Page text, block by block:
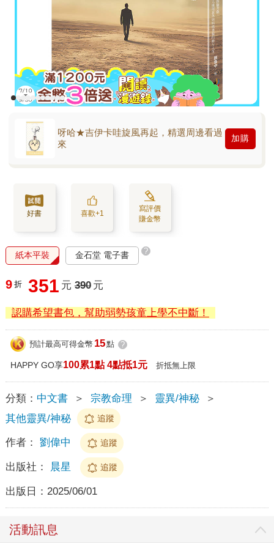
呀哈★吉伊卡哇旋風再起，精選周邊看過
來
加購
好書 喜歡+1
寫評價
賺金幣
紙本平裝 金石堂 電子書 ?
9 折 351 元 390 元
認購希望書包，幫助弱勢孩童上學不中斷！
預計最高可得金幣 15點 ?
HAPPY GO享100累1點 4點抵1元 折抵無上限
分類： 中文書 ＞ 宗教命理 ＞ 靈異/神秘
＞
其他靈異/神秘
追蹤
作者： 劉偉中 追蹤
出版社： 晨星 追蹤
出版日： 2025/06/01
活動訊息